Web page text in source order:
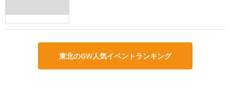
東北のGW人気イベントランキング